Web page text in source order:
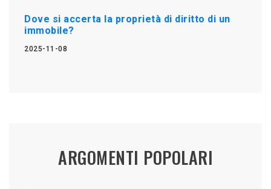
Dove si accerta la proprietà di diritto di un
immobile?
2025-11-08
ARGOMENTI POPOLARI